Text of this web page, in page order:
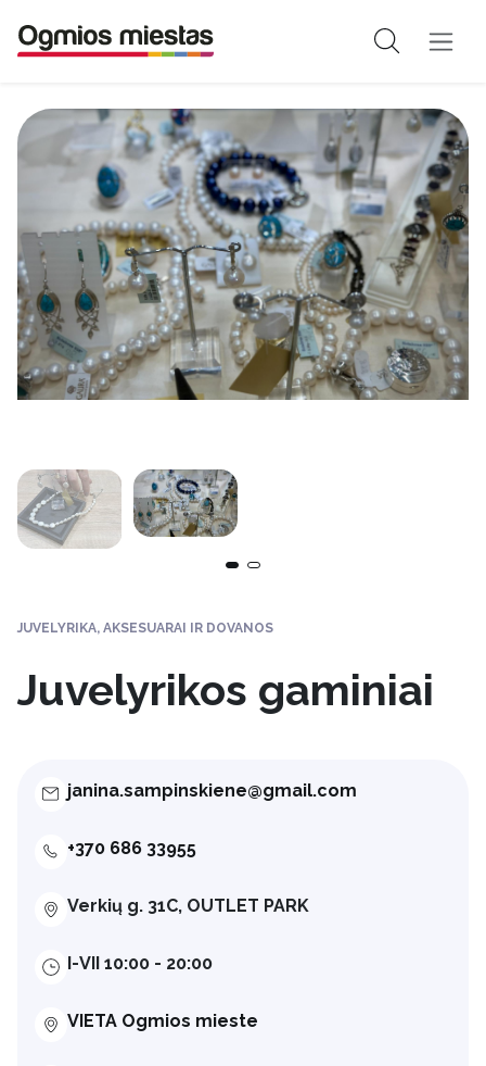
JUVELYRIKA, AKSESUARAI IR DOVANOS
Juvelyrikos gaminiai
janina.sampinskiene@gmail.com
+370 686 33955
Verkių g. 31C, OUTLET PARK
I-VII 10:00 - 20:00
VIETA Ogmios mieste